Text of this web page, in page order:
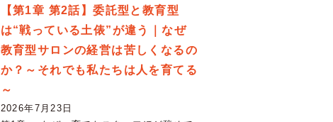
【第1章 第2話】委託型と教育型
は“戦っている土俵”が違う｜なぜ
教育型サロンの経営は苦しくなるの
か？～それでも私たちは人を育てる
～
2026年7月23日